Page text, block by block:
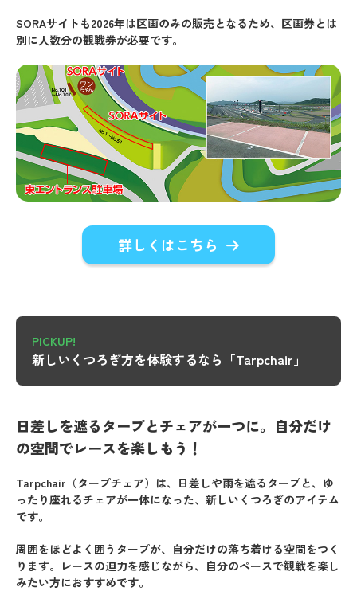
SORAサイトも2026年は区画のみの販売となるため、区画券とは
別に人数分の観戦券が必要です。
詳しくはこちら
PICKUP!
新しいくつろぎ方を体験するなら「Tarpchair」
日差しを遮るタープとチェアが一つに。自分だけ
の空間でレースを楽しもう！
Tarpchair（タープチェア）は、日差しや雨を遮るタープと、ゆ
ったり座れるチェアが一体になった、新しいくつろぎのアイテム
です。
周囲をほどよく囲うタープが、自分だけの落ち着ける空間をつく
ります。レースの迫力を感じながら、自分のペースで観戦を楽し
みたい方におすすめです。